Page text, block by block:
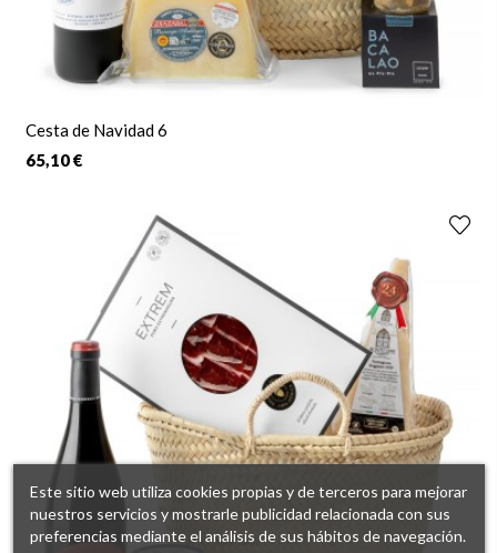
Cesta de Navidad 6
65,10 €
Este sitio web utiliza cookies propias y de terceros para mejorar
nuestros servicios y mostrarle publicidad relacionada con sus
preferencias mediante el análisis de sus hábitos de navegación.